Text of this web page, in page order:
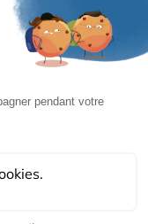
droits réservés